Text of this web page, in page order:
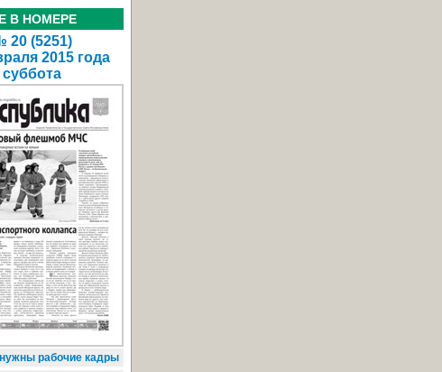
В НОМЕРЕ
20 (5251)
2015 года
суббота
нужны рабочие кадры